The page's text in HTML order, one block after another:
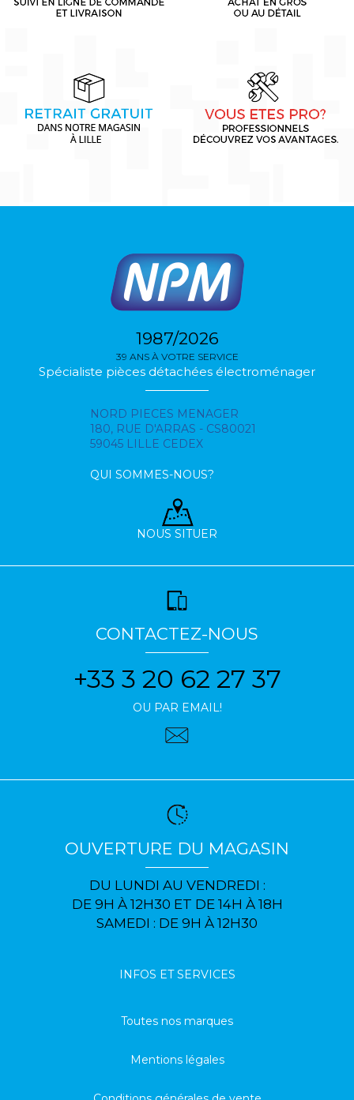
1987/2026
39 ANS À VOTRE SERVICE
Spécialiste pièces détachées électroménager
NORD PIECES MENAGER
180, RUE D'ARRAS - CS80021
59045 LILLE CEDEX
QUI SOMMES-NOUS?
NOUS SITUER
CONTACTEZ-NOUS
+33 3 20 62 27 37
OU PAR EMAIL!
OUVERTURE DU MAGASIN
DU LUNDI AU VENDREDI :
DE 9H À 12H30 ET DE 14H À 18H
SAMEDI : DE 9H À 12H30
INFOS ET SERVICES
Toutes nos marques
Mentions légales